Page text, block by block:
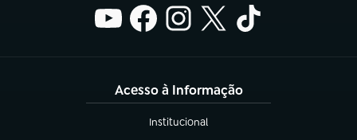
Acesso à Informação
Institucional
(abre em nova aba)